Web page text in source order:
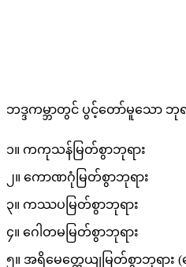
ဘဒ္ဒကမ္ဘာတွင် ပွင့်တော်မူသော ဘုရ
၁။ ကကုသန်မြတ်စွာဘုရား
၂။ ကောဏဂုံမြတ်စွာဘုရား
၃။ ကဿပမြတ်စွာဘုရား
၄။ ဂေါတမမြတ်စွာဘုရား
၅။ အရိမေတ္တေယျမြတ်စွာဘုရား